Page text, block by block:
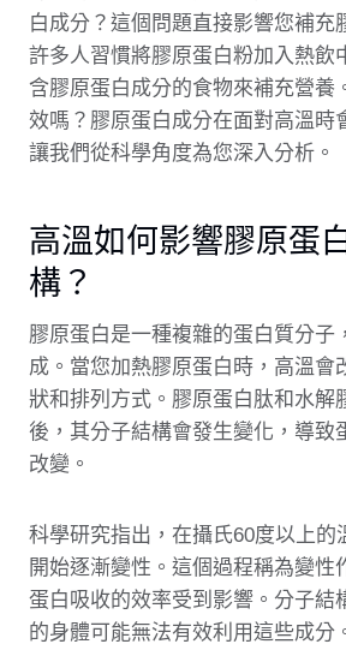
白成分？這個問題直接影響您補充
許多人習慣將膠原蛋白粉加入熱飲
含膠原蛋白成分的食物來補充營養
效嗎？膠原蛋白成分在面對高溫時
讓我們從科學角度為您深入分析。
高溫如何影響膠原蛋
構？
膠原蛋白是一種複雜的蛋白質分子
成。當您加熱膠原蛋白時，高溫會
狀和排列方式。膠原蛋白肽和水解
後，其分子結構會發生變化，導致
改變。
科學研究指出，在攝氏60度以上的
開始逐漸變性。這個過程稱為變性
蛋白吸收的效率受到影響。分子結
的身體可能無法有效利用這些成分